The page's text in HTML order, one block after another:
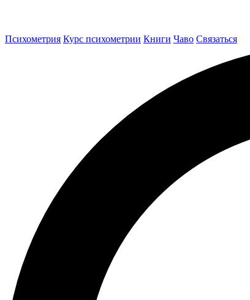
Психометрия Курс психометрии Книги Чаво Связаться